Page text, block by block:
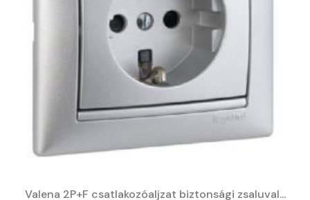
Valena 2P+F csatlakozóaljzat biztonsági zsaluval...